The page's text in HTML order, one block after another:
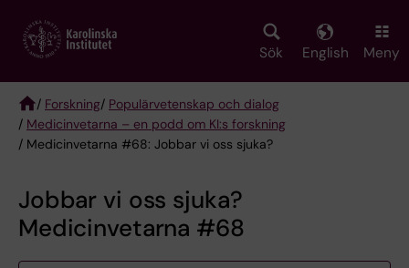
main
Sök English Meny
Breadcrumb
/ Forskning/ Populärvetenskap och dialog
/ Medicinvetarna – en podd om KI:s forskning
/ Medicinvetarna #68: Jobbar vi oss sjuka?
Jobbar vi oss sjuka?
Medicinvetarna #68